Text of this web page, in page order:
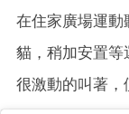
在住家廣場運動
貓，稍加安置等
很激動的叫著，